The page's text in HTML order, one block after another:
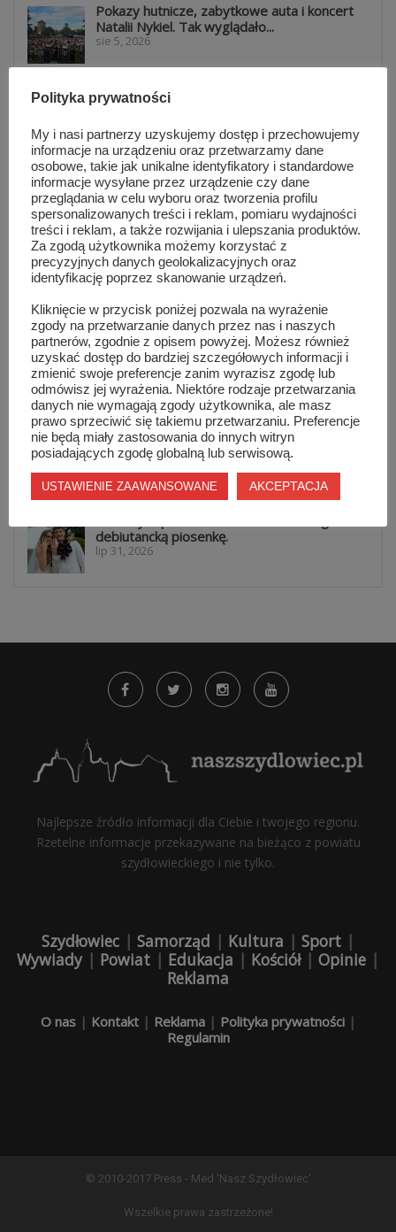
Pokazy hutnicze, zabytkowe auta i koncert
Natalii Nykiel. Tak wyglądało...
sie 5, 2026
Warsztaty taneczne i koncert Blanki. Tłumy
na MAZOPikniku w Orońsku
Informacje z Mazowsza 161
sie 4, 2026
82 lata od wybuchu Powstania
Warszawskiego. Ich mogiły znajdują się...
Lokalna reklama, która działa. Dlaczego
warto być widocznym przez cały...
lip 31, 2026
Koniec z telefonami na lekcjach i przerwach.
Nowe zasady w...
lip 31, 2026
debiutancką piosenkę.
lip 31, 2026
Najlepsze źródło informacji dla Ciebie i twojego regionu.
Rzetelne informacje przekazywane na bieżąco z powiatu
szydłowieckiego i nie tylko.
Szydłowiec | Samorząd | Kultura | Sport |
Wywiady| Powiat | Edukacja | Kościół| Opinie |
Reklama
O nas| Kontakt| Reklama| Polityka prywatności|
Regulamin
© 2010-2017 Press - Med 'Nasz Szydłowiec'
Wszelkie prawa zastrzeżone!
Polityka prywatności
My i nasi partnerzy uzyskujemy dostęp i przechowujemy
informacje na urządzeniu oraz przetwarzamy dane
osobowe, takie jak unikalne identyfikatory i standardowe
informacje wysyłane przez urządzenie czy dane
przeglądania w celu wyboru oraz tworzenia profilu
spersonalizowanych treści i reklam, pomiaru wydajności
treści i reklam, a także rozwijania i ulepszania produktów.
Za zgodą użytkownika możemy korzystać z
precyzyjnych danych geolokalizacyjnych oraz
identyfikację poprzez skanowanie urządzeń.
Kliknięcie w przycisk poniżej pozwala na wyrażenie
zgody na przetwarzanie danych przez nas i naszych
partnerów, zgodnie z opisem powyżej. Możesz również
uzyskać dostęp do bardziej szczegółowych informacji i
zmienić swoje preferencje zanim wyrazisz zgodę lub
odmówisz jej wyrażenia. Niektóre rodzaje przetwarzania
danych nie wymagają zgody użytkownika, ale masz
prawo sprzeciwić się takiemu przetwarzaniu. Preferencje
nie będą miały zastosowania do innych witryn
posiadających zgodę globalną lub serwisową.
USTAWIENIE ZAAWANSOWANE AKCEPTACJA